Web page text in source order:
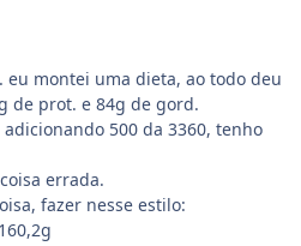
eu montei uma dieta, ao todo deu
de prot. e 84g de gord.
500 da 3360, tenho
errada.
fazer nesse estilo: